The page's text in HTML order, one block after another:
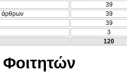
39
άρθρων
39
39
3
120